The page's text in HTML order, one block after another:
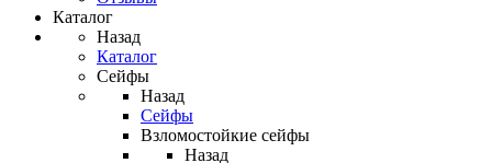
Каталог
Назад
Каталог
Сейфы
Назад
Сейфы
Взломостойкие сейфы
Назад